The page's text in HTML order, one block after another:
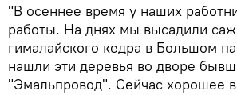
"В осеннее время у наших
работы. На днях мы высадили
гималайского кедра в Большом
нашли эти деревья во дворе
"Эмальпровод". Сейчас хорошее